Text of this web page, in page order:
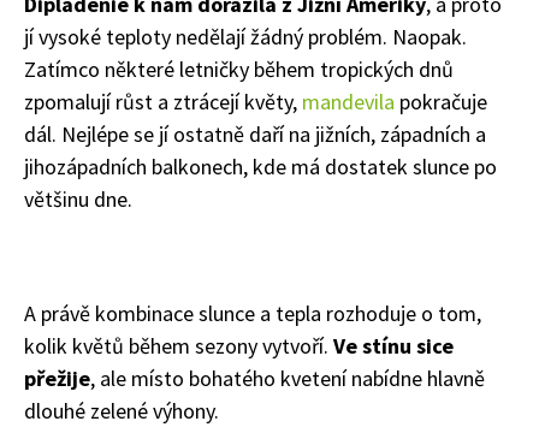
jí vysoké teploty nedělají žádný problém. Naopak.
Zatímco některé letničky během tropických dnů
zpomalují růst a ztrácejí květy, mandevila pokračuje
dál. Nejlépe se jí ostatně daří na jižních, západních a
jihozápadních balkonech, kde má dostatek slunce po
většinu dne.
A právě kombinace slunce a tepla rozhoduje o tom,
kolik květů během sezony vytvoří. Ve stínu sice
přežije, ale místo bohatého kvetení nabídne hlavně
dlouhé zelené výhony.